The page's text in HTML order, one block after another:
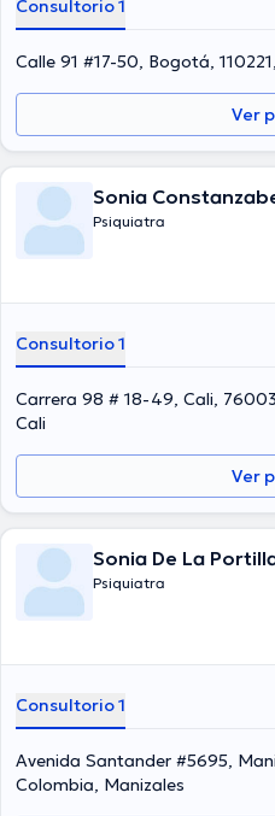
asociaciones médicas. Silvia
en diversas conferencias con la
continua en su temática de
diferentes publicaciones. Español
la Dra.
Consultorio 1
Calle 91 #17-50, Bogotá,
Ver
Sonia
Psiquiatra
Consultorio 1
Carrera 98 # 18-49, Cali,
Cali
Ver
Sonia De La
Psiquiatra
Consultorio 1
Avenida Santander #5695,
Colombia, Manizales